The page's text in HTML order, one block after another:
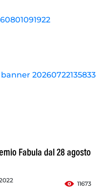
Fabula dal 28 agosto
11673